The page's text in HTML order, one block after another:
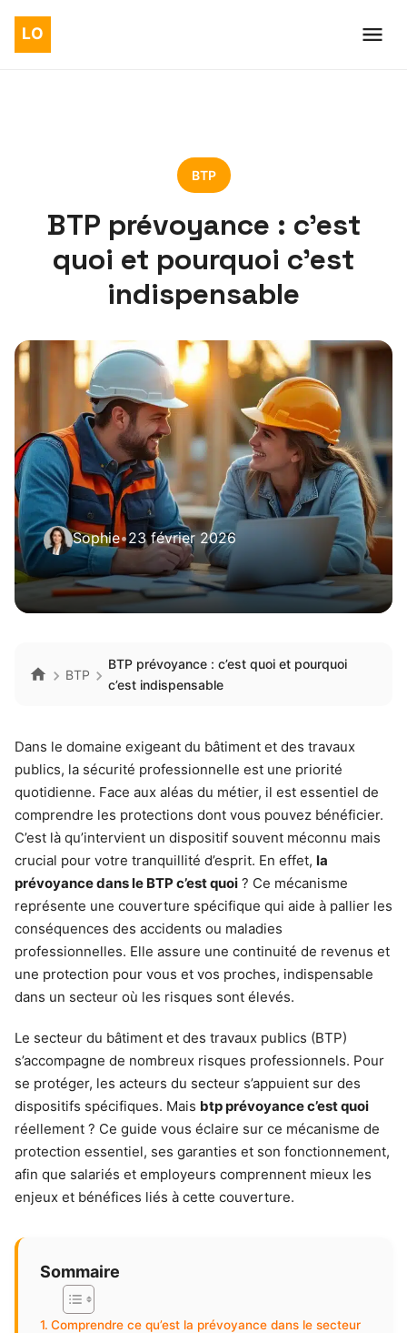
BTP
BTP prévoyance : c’est
quoi et pourquoi c’est
indispensable
Sophie•23 février 2026
BTP
BTP prévoyance : c’est quoi et pourquoi
c’est indispensable
Dans le domaine exigeant du bâtiment et des travaux
publics, la sécurité professionnelle est une priorité
quotidienne. Face aux aléas du métier, il est essentiel de
comprendre les protections dont vous pouvez bénéficier.
C’est là qu’intervient un dispositif souvent méconnu mais
crucial pour votre tranquillité d’esprit. En effet, la
prévoyance dans le BTP c’est quoi ? Ce mécanisme
représente une couverture spécifique qui aide à pallier les
conséquences des accidents ou maladies
professionnelles. Elle assure une continuité de revenus et
une protection pour vous et vos proches, indispensable
dans un secteur où les risques sont élevés.
Le secteur du bâtiment et des travaux publics (BTP)
s’accompagne de nombreux risques professionnels. Pour
se protéger, les acteurs du secteur s’appuient sur des
dispositifs spécifiques. Mais btp prévoyance c’est quoi
réellement ? Ce guide vous éclaire sur ce mécanisme de
protection essentiel, ses garanties et son fonctionnement,
afin que salariés et employeurs comprennent mieux les
enjeux et bénéfices liés à cette couverture.
Sommaire
Comprendre ce qu’est la prévoyance dans le secteur